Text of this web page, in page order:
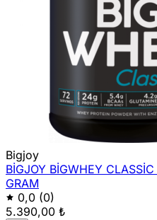
Bigjoy
BİGJOY BİGWHEY
GRAM
0,0 (0)
5.390,00 ₺